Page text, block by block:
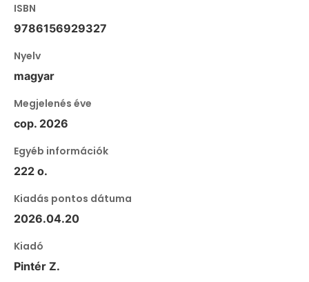
ISBN
9786156929327
Nyelv
magyar
Megjelenés éve
cop. 2026
Egyéb információk
222 o.
Kiadás pontos dátuma
2026.04.20
Kiadó
Pintér Z.